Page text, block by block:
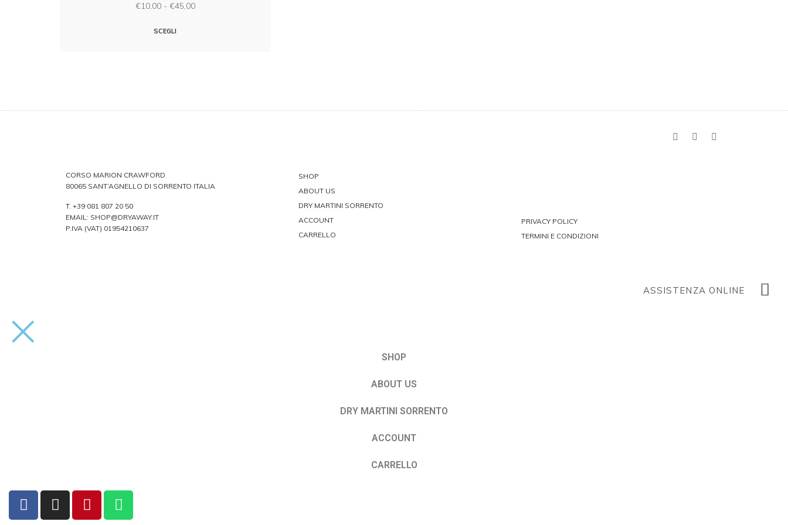
€10,00 - €45,00
SCEGLI
CORSO MARION CRAWFORD
80065 SANT’AGNELLO DI SORRENTO ITALIA
T. +39 081 807 20 50
EMAIL: SHOP@DRYAWAY.IT
P.IVA (VAT) 01954210637
SHOP
ABOUT US
DRY MARTINI SORRENTO
ACCOUNT
CARRELLO
PRIVACY POLICY
TERMINI E CONDIZIONI
ASSISTENZA ONLINE
SHOP
ABOUT US
DRY MARTINI SORRENTO
ACCOUNT
CARRELLO